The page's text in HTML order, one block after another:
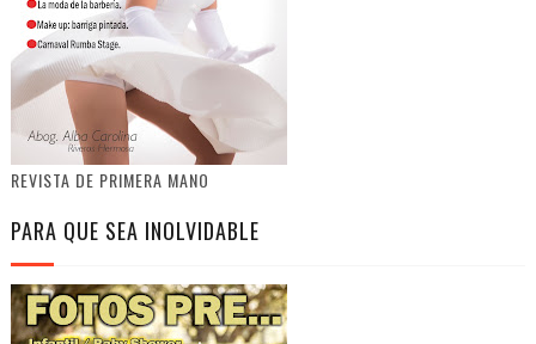
REVISTA DE PRIMERA MANO
PARA QUE SEA INOLVIDABLE